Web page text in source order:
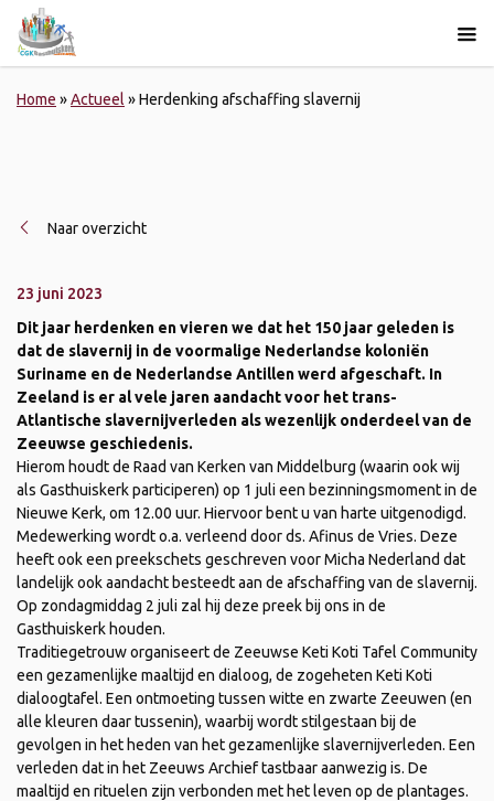
Home »Actueel »Herdenking afschaffing slavernij
Naar overzicht
23 juni 2023
Dit jaar herdenken en vieren we dat het 150 jaar geleden is
dat de slavernij in de voormalige Nederlandse koloniën
Suriname en de Nederlandse Antillen werd afgeschaft. In
Zeeland is er al vele jaren aandacht voor het trans-
Atlantische slavernijverleden als wezenlijk onderdeel van de
Zeeuwse geschiedenis.
Hierom houdt de Raad van Kerken van Middelburg (waarin ook wij
als Gasthuiskerk participeren) op 1 juli een bezinningsmoment in de
Nieuwe Kerk, om 12.00 uur. Hiervoor bent u van harte uitgenodigd.
Medewerking wordt o.a. verleend door ds. Afinus de Vries. Deze
heeft ook een preekschets geschreven voor Micha Nederland dat
landelijk ook aandacht besteedt aan de afschaffing van de slavernij.
Op zondagmiddag 2 juli zal hij deze preek bij ons in de
Gasthuiskerk houden.
Traditiegetrouw organiseert de Zeeuwse Keti Koti Tafel Community
een gezamenlijke maaltijd en dialoog, de zogeheten Keti Koti
dialoogtafel. Een ontmoeting tussen witte en zwarte Zeeuwen (en
alle kleuren daar tussenin), waarbij wordt stilgestaan bij de
gevolgen in het heden van het gezamenlijke slavernijverleden. Een
verleden dat in het Zeeuws Archief tastbaar aanwezig is. De
maaltijd en rituelen zijn verbonden met het leven op de plantages.